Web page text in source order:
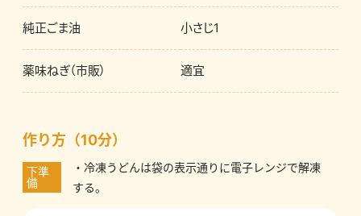
純正ごま油 小さじ1
薬味ねぎ（市販） 適宜
作り方（10分）
下準
備
・冷凍うどんは袋の表示通りに電子レンジで解凍
する。